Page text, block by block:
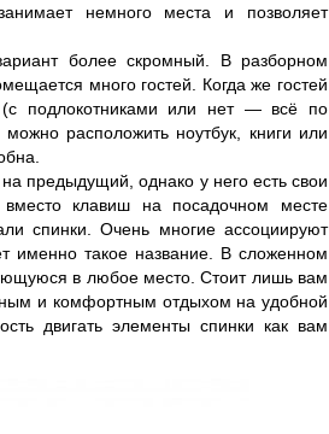
немного места и позволяет
более скромный. В разборном
много гостей. Когда же гостей
(с подлокотниками или нет — всё по
расположить ноутбук, книги или
предыдущий, однако у него есть свои
клавиш на посадочном месте
спинки. Очень многие ассоциируют
именно такое название. В сложенном
в любое место. Стоит лишь вам
и комфортным отдыхом на удобной
двигать элементы спинки как вам